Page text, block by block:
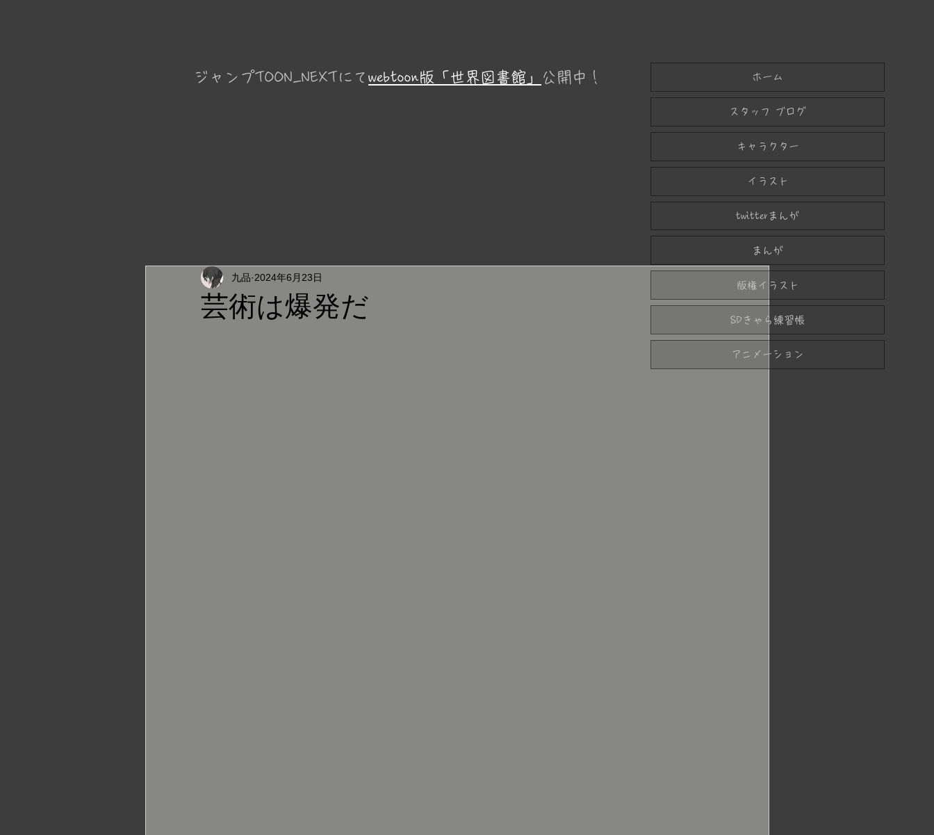
ホーム
スタッフ ブログ
キャラクター
イラスト
twitterまんが
まんが
版権イラスト
SDきゃら練習帳
アニメーション
ジャンプTOON_NEXTにて webtoon版「世界図書館」 公開中！
芸術は爆発だ
九品 2024年6月23日